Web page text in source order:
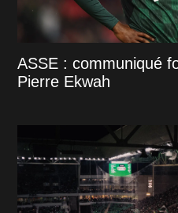
ASSE : communiqué
Pierre Ekwah